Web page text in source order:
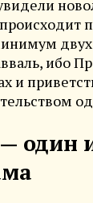
ибо
и
один